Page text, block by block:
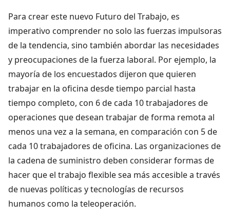
Para crear este nuevo Futuro del Trabajo, es
imperativo comprender no solo las fuerzas impulsoras
de la tendencia, sino también abordar las necesidades
y preocupaciones de la fuerza laboral. Por ejemplo, la
mayoría de los encuestados dijeron que quieren
trabajar en la oficina desde tiempo parcial hasta
tiempo completo, con 6 de cada 10 trabajadores de
operaciones que desean trabajar de forma remota al
menos una vez a la semana, en comparación con 5 de
cada 10 trabajadores de oficina. Las organizaciones de
la cadena de suministro deben considerar formas de
hacer que el trabajo flexible sea más accesible a través
de nuevas políticas y tecnologías de recursos
humanos como la teleoperación.